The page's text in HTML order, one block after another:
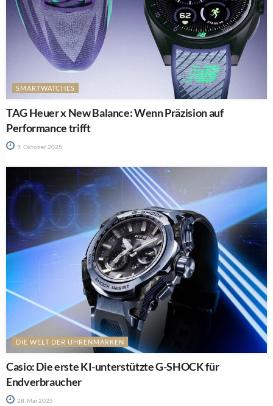
SMARTWATCHES
TAG Heuer x New Balance: Wenn Präzision auf
Performance trifft
9. Oktober 2025
DIE WELT DER UHRENMARKEN
Casio: Die erste KI-unterstützte G-SHOCK für
Endverbraucher
28. Mai 2025